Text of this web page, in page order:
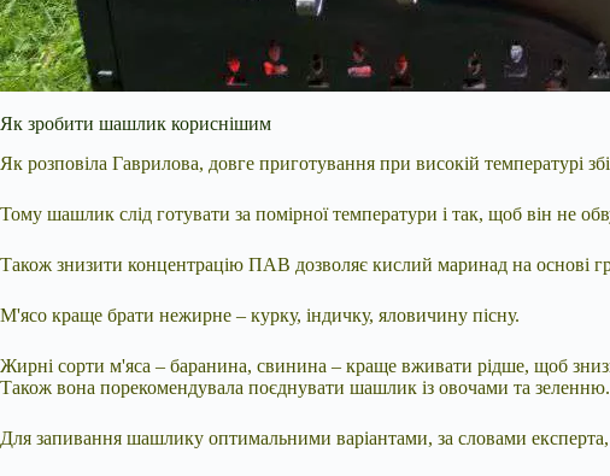
Як зробити шашлик кориснішим
Як розповіла Гаврилова, довге приготування при високій температурі
Тому шашлик слід готувати за помірної температури і так, щоб він не
Також знизити концентрацію ПАВ дозволяє кислий маринад на основі
М'ясо краще брати нежирне – курку, індичку, яловичину пісну.
Жирні сорти м'яса – баранина, свинина – краще вживати рідше, щоб
Також вона порекомендувала поєднувати шашлик із овочами та зеленню.
Для запивання шашлику оптимальними варіантами, за словами